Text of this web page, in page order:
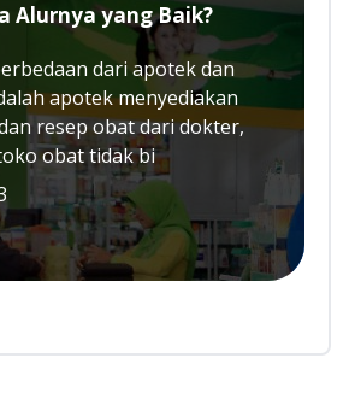
Alurnya yang Baik?
dari apotek dan
apotek menyediakan
resep obat dari dokter,
obat tidak bi